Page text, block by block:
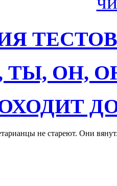
ТЕСТОВ
ТЫ, ОН,
не стареют. Они